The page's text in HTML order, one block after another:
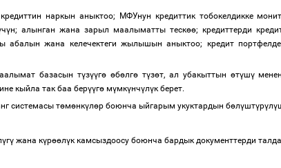
наркын аныктоо; МФУнун кредиттик тобокелдикке
чүн; алынган жана зарыл маалыматты тескөө; кредиттерди
жана келечектеги жылышын аныктоо; кредит
базасын түзүүгө өбөлгөтүзөт, ал убакыттын өтүшү
кыйла так баа берүүгө мүмкүнчүлүк берет.
системасы төмөнкүлөр боюнча ыйгарым укуктардын бөлүштүрүлү
үгү жана күрөөлүк камсыздоосу боюнча бардык документтерди